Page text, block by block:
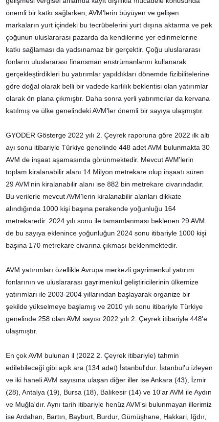
önemli bir katkı sağlarken, AVM'lerin büyüyen ve gelişen
markaların yurt içindeki bu tecrübelerini yurt dışına aktarma ve pek
çoğunun uluslararası pazarda da kendilerine yer edinmelerine
katkı sağlaması da yadsınamaz bir gerçektir. Çoğu uluslararası
fonların uluslararası finansman enstrümanlarını kullanarak
gerçekleştirdikleri bu yatırımlar yapıldıkları dönemde fizibilitelerine
göre doğal olarak belli bir vadede karlılık beklentisi olan yatırımlar
olarak ön plana çıkmıştır. Daha sonra yerli yatırımcılar da kervana
katılmış ve ülke genelindeki AVM'ler önemli bir sayıya ulaşmıştır.
GYODER Gösterge 2022 yılı 2. Çeyrek raporuna göre 2022 ilk altı
ayı sonu itibariyle Türkiye genelinde 448 adet AVM bulunmakta 30
AVM de inşaat aşamasında görünmektedir. Mevcut AVM'lerin
toplam kiralanabilir alanı 14 Milyon metrekare olup inşaatı süren
29 AVM'nin kiralanabilir alanı ise 882 bin metrekare civarındadır.
Bu verilerle mevcut AVM'lerin kiralanabilir alanları dikkate
alındığında 1000 kişi başına perakende yoğunluğu 164
metrekaredir. 2024 yılı sonu ile tamamlanması beklenen 29 AVM
de bu sayıya eklenince yoğunluğun 2024 sonu itibariyle 1000 kişi
başına 170 metrekare civarına çıkması beklenmektedir.
AVM yatırımları özellikle Avrupa merkezli gayrimenkul yatırım
fonlarının ve uluslararası gayrimenkul geliştiricilerinin ülkemize
yatırımları ile 2003-2004 yıllarından başlayarak organize bir
şekilde yükselmeye başlamış ve 2010 yılı sonu itibariyle Türkiye
genelinde 258 olan AVM sayısı 2022 yılı 2. Çeyrek itibariyle 448'e
ulaşmıştır.
En çok AVM bulunan il (2022 2. Çeyrek itibariyle) tahmin
edilebileceği gibi açık ara (134 adet) İstanbul'dur. İstanbul'u izleyen
ve iki haneli AVM sayısına ulaşan diğer iller ise Ankara (43), İzmir
(28), Antalya (19), Bursa (18), Balıkesir (14) ve 10'ar AVM ile Aydın
ve Muğla'dır. Aynı tarih itibariyle henüz AVM'si bulunmayan illerimiz
ise Ardahan, Bartın, Bayburt, Burdur, Gümüşhane, Hakkari, Iğdır,